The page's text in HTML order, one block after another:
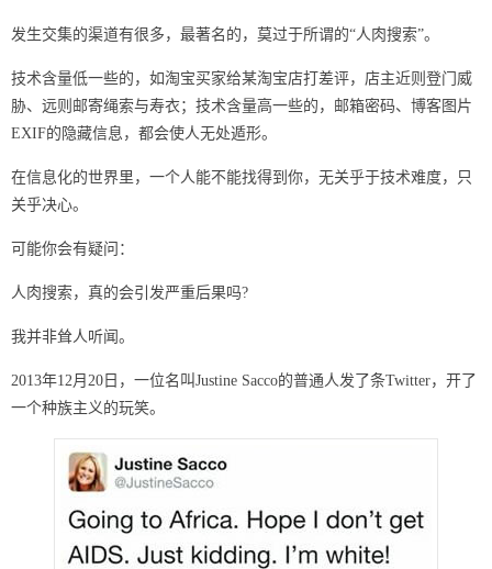
发生交集的渠道有很多，最著名的，莫过于所谓的“人肉搜索”。
技术含量低一些的，如淘宝买家给某淘宝店打差评，店主近则登门威
胁、远则邮寄绳索与寿衣；技术含量高一些的，邮箱密码、博客图片
EXIF的隐藏信息，都会使人无处遁形。
在信息化的世界里，一个人能不能找得到你，无关乎于技术难度，只
关乎决心。
可能你会有疑问：
人肉搜索，真的会引发严重后果吗?
我并非耸人听闻。
2013年12月20日，一位名叫Justine Sacco的普通人发了条Twitter，开了
一个种族主义的玩笑。